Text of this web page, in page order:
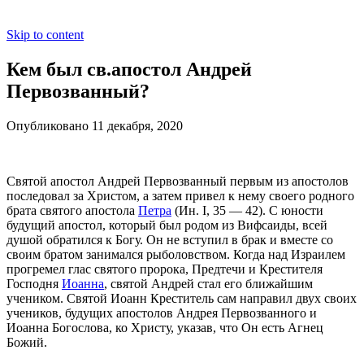
Skip to content
Кем был св.апостол Андрей
Первозванный?
Опубликовано 11 декабря, 2020
Святой апостол Андрей Первозванный первым из апостолов
последовал за Христом, а затем привел к нему своего родного
брата святого апостола Петра (Ин. I, 35 — 42). С юности
будущий апостол, который был родом из Вифсаиды, всей
душой обратился к Богу. Он не вступил в брак и вместе со
своим братом занимался рыболовством. Когда над Израилем
прогремел глас святого пророка, Предтечи и Крестителя
Господня Иоанна, святой Андрей стал его ближайшим
учеником. Святой Иоанн Креститель сам направил двух своих
учеников, будущих апостолов Андрея Первозванного и
Иоанна Богослова, ко Христу, указав, что Он есть Агнец
Божий.